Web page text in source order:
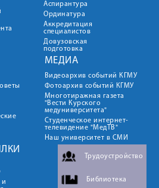
Аспирантура
Ординатура
Аккредитация
специалистов
Довузовская
подготовка
МЕДИА
Видеоархив событий КГМУ
Фотоархив событий КГМУ
Многотиражная газета
"Вести Курского
медуниверситета"
Студенческое интернет-
телевидение "МедТВ"
Наш университет в СМИ
и
Трудоустройство
Библиотека